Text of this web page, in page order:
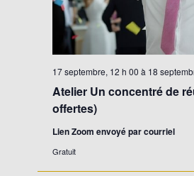
Atelier Un concentré de
offertes)
17 septembre, 12 h 00 à 18
Lien Zoom envoyé par courriel
Gratuit